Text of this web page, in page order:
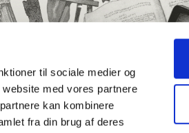
til sociale medier og
med vores partnere
kan kombinere
fra din brug af deres